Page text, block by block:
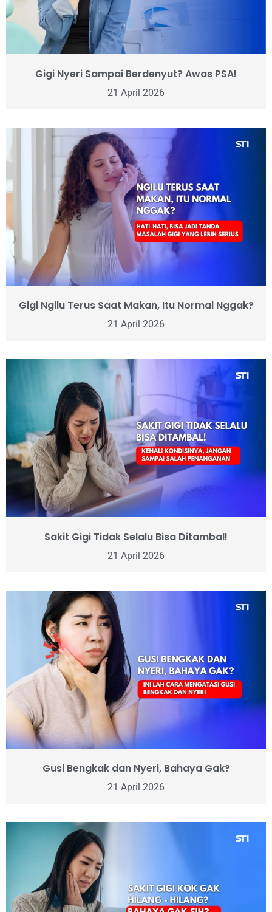
Gigi Nyeri Sampai Berdenyut? Awas PSA!
21 April 2026
Gigi Ngilu Terus Saat Makan, Itu Normal Nggak?
21 April 2026
Sakit Gigi Tidak Selalu Bisa Ditambal!
21 April 2026
Gusi Bengkak dan Nyeri, Bahaya Gak?
21 April 2026